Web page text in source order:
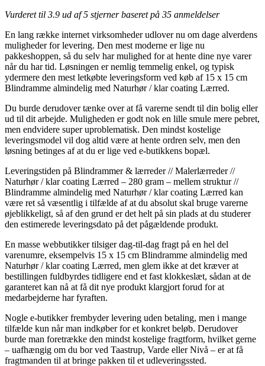
Vurderet til 3.9 ud af 5 stjerner baseret på 35 anmeldelser
En lang række internet virksomheder udlover nu om dage alverdens
muligheder for levering. Den mest moderne er lige nu
pakkeshoppen, så du selv har mulighed for at hente dine nye varer
når du har tid. Løsningen er nemlig temmelig enkel, og typisk
ydermere den mest letkøbte leveringsform ved køb af 15 x 15 cm
Blindramme almindelig med Naturhør / klar coating Lærred.
Du burde derudover tænke over at få varerne sendt til din bolig eller
ud til dit arbejde. Muligheden er godt nok en lille smule mere pebret,
men endvidere super uproblematisk. Den mindst kostelige
leveringsmodel vil dog altid være at hente ordren selv, men den
løsning betinges af at du er lige ved e-butikkens bopæl.
Leveringstiden på Blindrammer & lærreder // Malerlærreder //
Naturhør / klar coating Lærred – 280 gram – mellem struktur //
Blindramme almindelig med Naturhør / klar coating Lærred kan
være ret så væsentlig i tilfælde af at du absolut skal bruge varerne
øjeblikkeligt, så af den grund er det helt på sin plads at du studerer
den estimerede leveringsdato på det pågældende produkt.
En masse webbutikker tilsiger dag-til-dag fragt på en hel del
varenumre, eksempelvis 15 x 15 cm Blindramme almindelig med
Naturhør / klar coating Lærred, men glem ikke at det kræver at
bestillingen fuldbyrdes tidligere end et fast klokkeslæt, sådan at de
garanteret kan nå at få dit nye produkt klargjort forud for at
medarbejderne har fyraften.
Nogle e-butikker frembyder levering uden betaling, men i mange
tilfælde kun når man indkøber for et konkret beløb. Derudover
burde man foretrække den mindst kostelige fragtform, hvilket gerne
– uafhængig om du bor ved Taastrup, Varde eller Nivå – er at få
fragtmanden til at bringe pakken til et udleveringssted.